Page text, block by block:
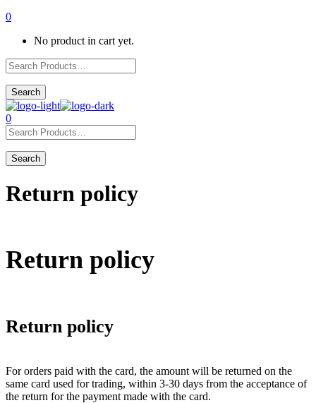
0
No product in cart yet.
0
Return policy
Return policy
Return policy
For orders paid with the card, the amount will be returned on the
same card used for trading, within 3-30 days from the acceptance of
the return for the payment made with the card.